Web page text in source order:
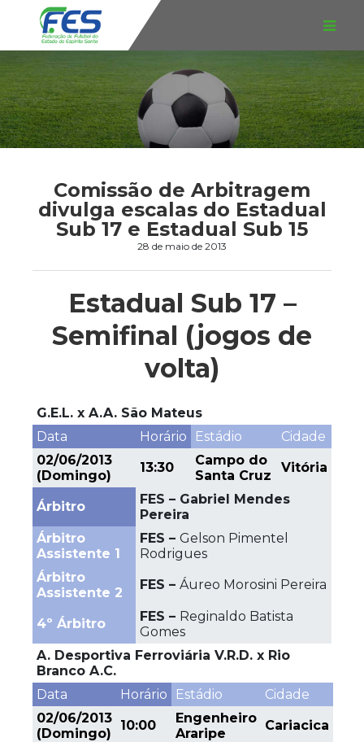
Comissão de Arbitragem
divulga escalas do Estadual
Sub 17 e Estadual Sub 15
28 de maio de 2013
Estadual Sub 17 –
Semifinal (jogos de
volta)
G.E.L. x A.A. São Mateus
Data
Horário Estádio
Cidade
02/06/2013
(Domingo)
13:30
Campo do
Santa Cruz
Vitória
Árbitro
FES – Gabriel Mendes
Pereira
Árbitro
Assistente 1
FES – Gelson Pimentel
Rodrigues
Árbitro
Assistente 2
FES – Áureo Morosini Pereira
4º Árbitro FES – Reginaldo Batista
Gomes
A. Desportiva Ferroviária V.R.D. x Rio
Branco A.C.
Data
Horário Estádio
Cidade
02/06/2013
(Domingo)
10:00
Engenheiro
Araripe
Cariacica